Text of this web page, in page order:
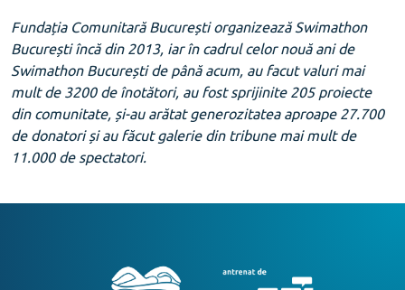
Fundația Comunitară București organizează Swimathon
București încă din 2013, iar în cadrul celor nouă ani de
Swimathon București de până acum, au facut valuri mai
mult de 3200 de înotători, au fost sprijinite 205 proiecte
din comunitate, și-au arătat generozitatea aproape 27.700
de donatori și au făcut galerie din tribune mai mult de
11.000 de spectatori.